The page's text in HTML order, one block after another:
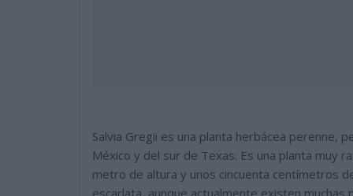
Salvia Gregii es una planta herbácea perenne,
México y del sur de Texas. Es una planta muy
metro de altura y unos cincuenta centímetros
escarlata, aunque actualmente existen